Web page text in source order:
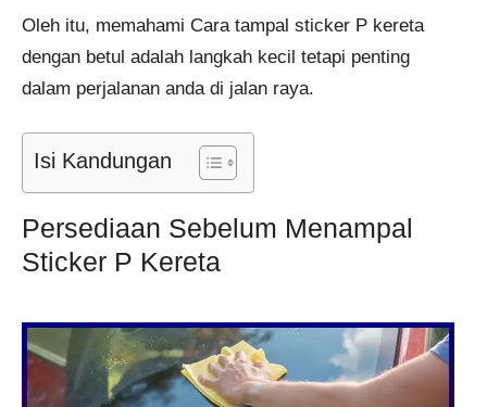
Oleh itu, memahami Cara tampal sticker P kereta
dengan betul adalah langkah kecil tetapi penting
dalam perjalanan anda di jalan raya.
Isi Kandungan
Persediaan Sebelum Menampal
Sticker P Kereta